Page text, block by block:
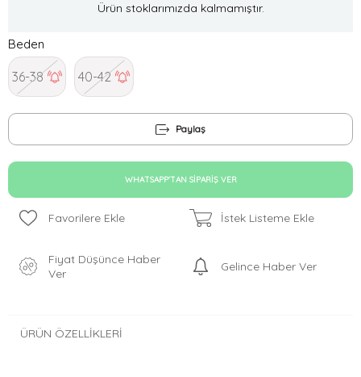
Ürün stoklarımızda kalmamıştır.
Beden
36-38 40-42
Paylaş
WHATSAPP'TAN SIPARIŞ VER
Favorilere Ekle İstek Listeme Ekle
Fiyat Düşünce Haber
Ver
Gelince Haber Ver
ÜRÜN ÖZELLIKLERI